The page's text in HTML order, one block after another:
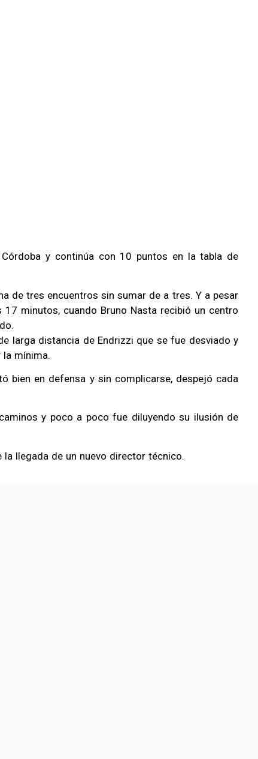
y continúa con 10 puntos en la tabla de
de tres encuentros sin sumar de a tres. Y a pesar
minutos, cuando Bruno Nasta recibió un centro
larga distancia de Endrizzi que se fue desviado y
mínima.
bien en defensa y sin complicarse, despejó cada
y poco a poco fue diluyendo su ilusión de
llegada de un nuevo director técnico.